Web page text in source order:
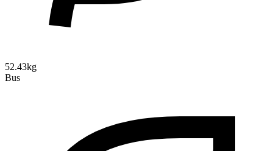
52.43kg
Bus